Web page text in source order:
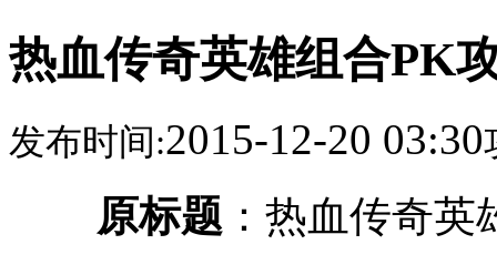
热血传奇英雄组合PK
发布时间:2015-12-20 03:30
原标题 ：热血传奇